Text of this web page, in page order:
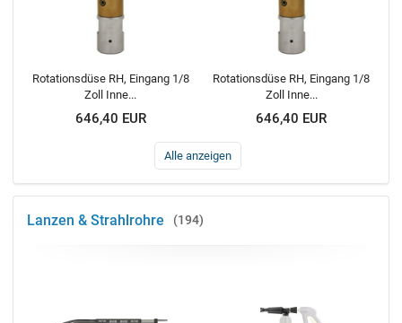
Rotationsdüse RH, Eingang 1/8
Zoll Inne...
646,40 EUR
Rotationsdüse RH, Eingang 1/8
Zoll Inne...
646,40 EUR
Alle anzeigen
Lanzen & Strahlrohre 194